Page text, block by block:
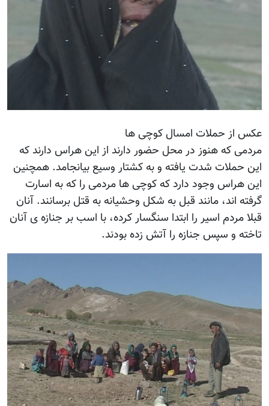
عکس از حملات امسال کوچی ها
مردمی که هنوز در محل حضور دارند از این هراس دارند که
این حملات شدت یافته و به کشتار وسیع بیانجامد. همچنین
این هراس وجود دارد که کوچی ها مردمی را که به اسارت
گرفته اند، مانند قبل به شکل وحشیانه به قتل برسانند. آنان
قبلا مردم اسیر را ابتدا سنگسار کرده، با اسب بر جنازه ی آنان
تاخته و سپس جنازه را آتش زده بودند.